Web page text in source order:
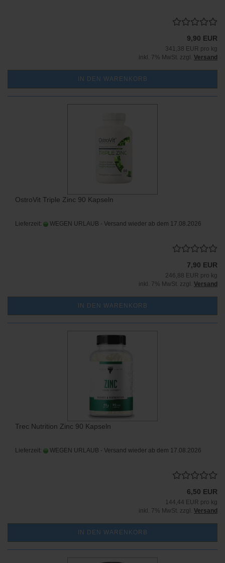
9,90 EUR
341,38 EUR pro kg
inkl. 7% MwSt. zzgl. Versand
IN DEN WARENKORB
OstroVit Triple Zinc 90 Kapseln
Lieferzeit: WEGEN URLAUB - Versand wieder ab dem 17.08.2026
7,90 EUR
246,88 EUR pro kg
inkl. 7% MwSt. zzgl. Versand
IN DEN WARENKORB
Trec Nutrition Zinc 90 Kapseln
Lieferzeit: WEGEN URLAUB - Versand wieder ab dem 17.08.2026
6,50 EUR
144,44 EUR pro kg
inkl. 7% MwSt. zzgl. Versand
IN DEN WARENKORB